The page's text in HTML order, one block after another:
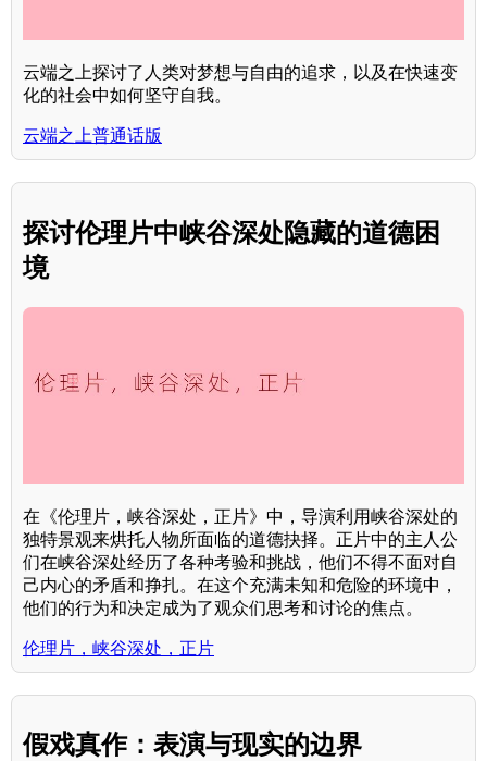
云端之上探讨了人类对梦想与自由的追求，以及在快速变
化的社会中如何坚守自我。
云端之上普通话版
探讨伦理片中峡谷深处隐藏的道德困
境
在《伦理片，峡谷深处，正片》中，导演利用峡谷深处的
独特景观来烘托人物所面临的道德抉择。正片中的主人公
们在峡谷深处经历了各种考验和挑战，他们不得不面对自
己内心的矛盾和挣扎。在这个充满未知和危险的环境中，
他们的行为和决定成为了观众们思考和讨论的焦点。
伦理片，峡谷深处，正片
假戏真作：表演与现实的边界